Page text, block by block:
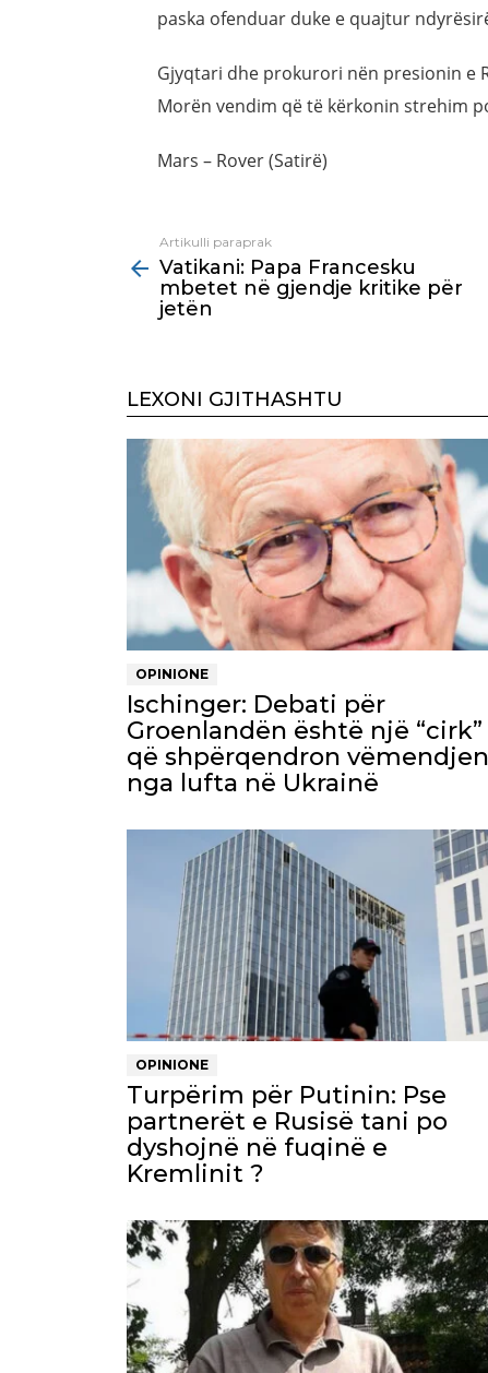
paska ofenduar duke e quajtur
Gjyqtari dhe prokurori nën presionin e
Morën vendim që të kërkonin strehim
Mars – Rover (Satirë)
more
Artikulli paraprak
Vatikani: Papa Francesku
mbetet në gjendje kritike për
jetën
LEXONI GJITHASHTU
OPINIONE
Ischinger: Debati për
Groenlandën është një “cirk”
që shpërqendron vëmendjen
nga lufta në Ukrainë
OPINIONE
Turpërim për Putinin: Pse
partnerët e Rusisë tani po
dyshojnë në fuqinë e
Kremlinit ?